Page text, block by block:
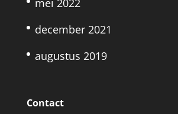
mei 2022
december 2021
augustus 2019
Contact